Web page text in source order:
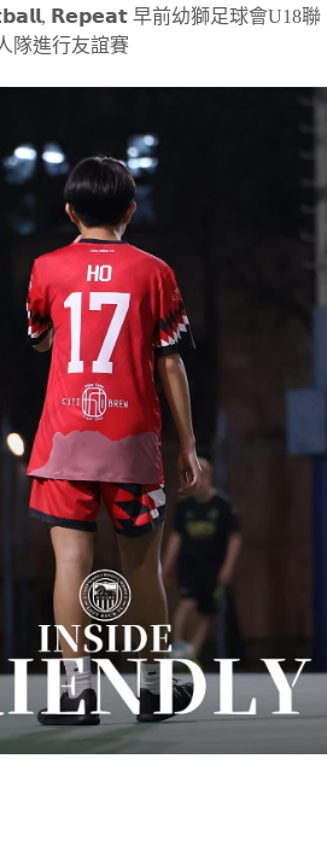
𝗥𝗲𝗽𝗲𝗮𝘁 早前幼獅足球會U18聯
隊進行友誼賽